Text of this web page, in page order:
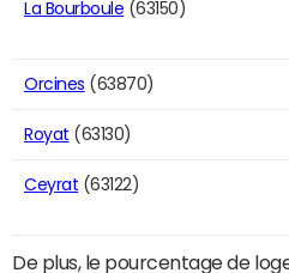
La Bourboule (63150)
Orcines (63870)
Royat (63130)
Ceyrat (63122)
De plus, le pourcentage de